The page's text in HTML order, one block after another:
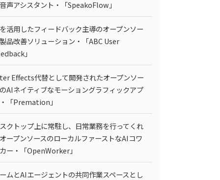
声アシスタント・「SpeakoFlow」
活用したフィードバック主導のオープンソー
品改善ソリューション・「ABC User
」
Effects代替として開発されたオープンソー
AIネイティブなモーショングラフィックアプ
「Premation」
クトップ上に常駐し、日常業務を行ってくれ
ープンソースのローカルファーストなAIコワ
ー・「OpenWorker」
ムとAIエージェントの共同作業スペースとし